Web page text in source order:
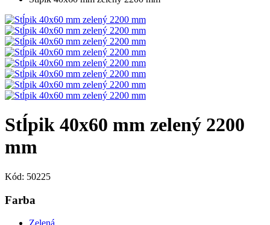
Stĺpik 40x60 mm zelený 2200
mm
Kód: 50225
Farba